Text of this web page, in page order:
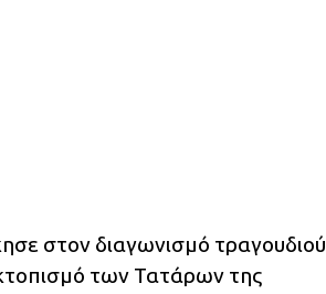
στον διαγωνισμό τραγουδιού
των Τατάρων της